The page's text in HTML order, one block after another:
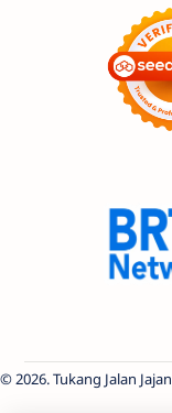
2026.Tukang Jalan Jajan